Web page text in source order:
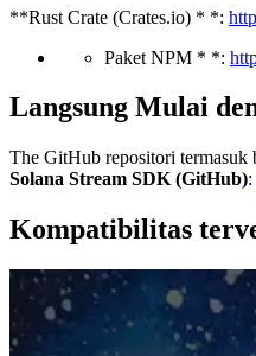
**Rust Crate (Crates.io) * *:
Paket NPM * *:
Langsung Mulai
The GitHub repositori termasuk
Solana Stream SDK (GitHub):
Kompatibilitas